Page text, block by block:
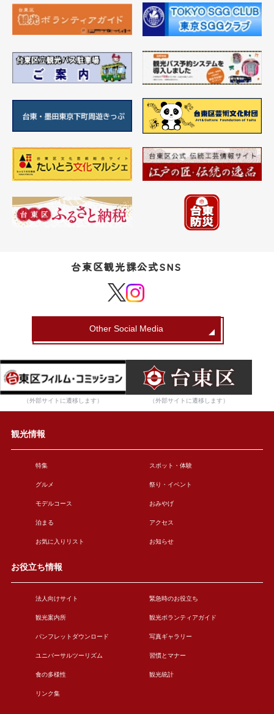
台東区観光課公式SNS
Other Social Media
（外部サイトに遷移します） （外部サイトに遷移します）
観光情報
特集 スポット・体験
グルメ 祭り・イベント
モデルコース おみやげ
泊まる アクセス
お気に入りリスト お知らせ
お役立ち情報
法人向けサイト 緊急時のお役立ち
観光案内所 観光ボランティアガイド
パンフレットダウンロード 写真ギャラリー
ユニバーサルツーリズム 習慣とマナー
食の多様性 観光統計
リンク集